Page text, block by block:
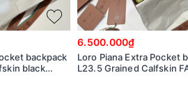
backpack
black
6.500.000₫
Loro Piana Extra Pocket
L23.5 Grained Calfskin